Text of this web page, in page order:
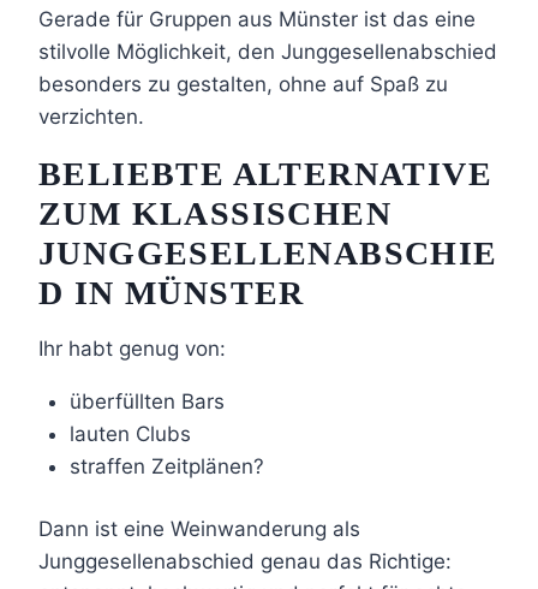
Gerade für Gruppen aus Münster ist das eine
stilvolle Möglichkeit, den Junggesellenabschied
besonders zu gestalten, ohne auf Spaß zu
verzichten.
BELIEBTE ALTERNATIVE
ZUM KLASSISCHEN
JUNGGESELLENABSCHIE
D IN MÜNSTER
Ihr habt genug von:
überfüllten Bars
lauten Clubs
straffen Zeitplänen?
Dann ist eine Weinwanderung als
Junggesellenabschied genau das Richtige: